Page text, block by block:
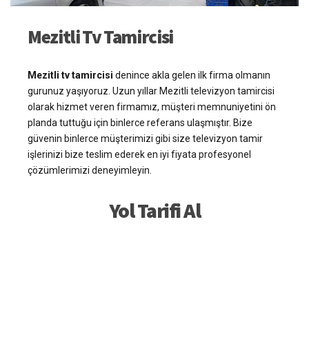
Mezitli Tv Tamircisi
Mezitli tv tamircisi denince akla gelen ilk firma olmanın
gurunuz yaşıyoruz. Uzun yıllar Mezitli televizyon tamircisi
olarak hizmet veren firmamız, müşteri memnuniyetini ön
planda tuttuğu için binlerce referans ulaşmıştır. Bize
güvenin binlerce müşterimizi gibi size televizyon tamir
işlerinizi bize teslim ederek en iyi fiyata profesyonel
çözümlerimizi deneyimleyin.
Yol Tarifi Al